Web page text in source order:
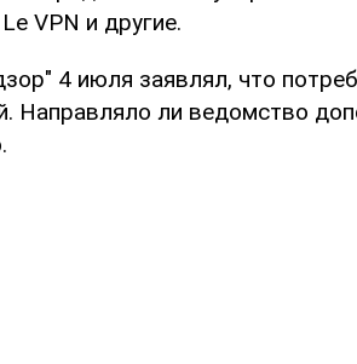
VPN и другие.
4 июля заявлял, что
Направляло ли ведомство